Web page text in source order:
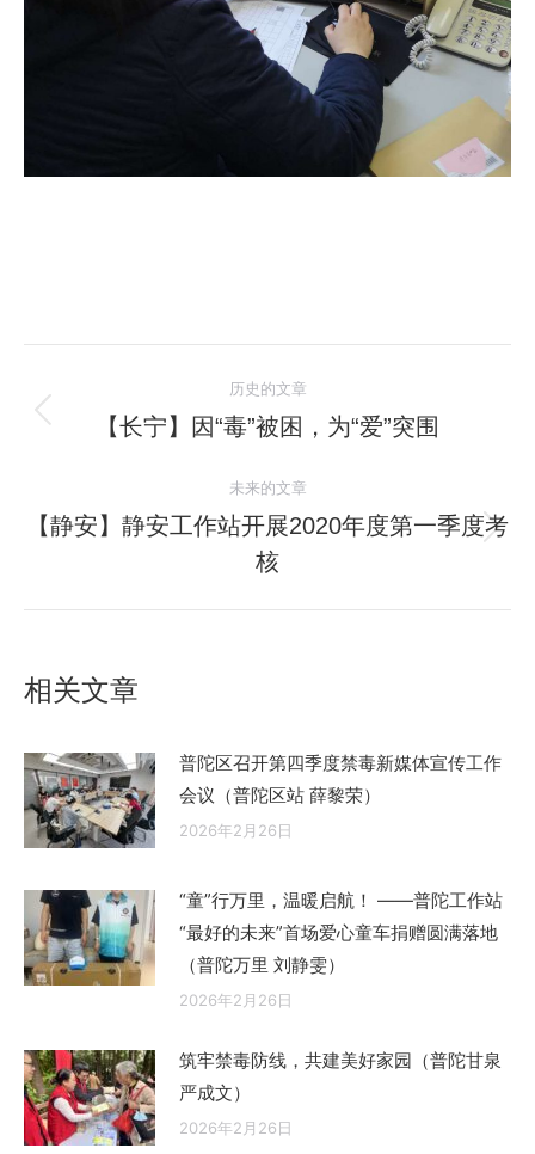
章
航
历史的文章
历
的
文
章：
【长宁】因“毒”被困，为“爱”突围
未来的文章
未
来
的
【静安】静安工作站开展2020年度第一季度考
核
相关文章
普陀区召开第四季度禁毒新媒体宣传工作
会议（普陀区站 薛黎荣）
2026年2月26日
“童”行万里，温暖启航！ ——普陀工作站
“最好的未来”首场爱心童车捐赠圆满落地
（普陀万里 刘静雯）
2026年2月26日
筑牢禁毒防线，共建美好家园（普陀甘泉
严成文）
2026年2月26日